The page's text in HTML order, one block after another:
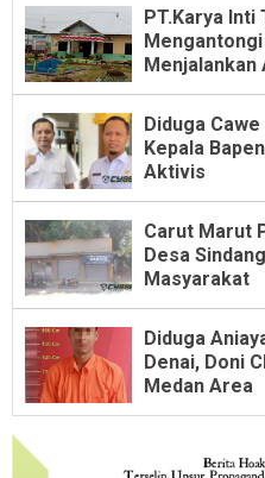
PT.Karya Inti
Menjalankan
Diduga
Kepala
Aktivis
Carut Marut
Desa
Masyarakat
Diduga
Denai, Doni
Medan Area